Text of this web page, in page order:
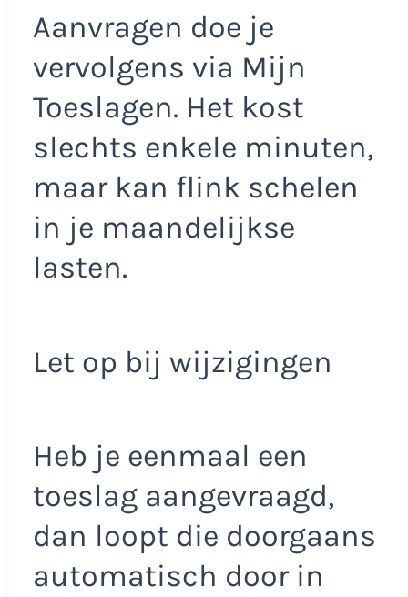
Aanvragen doe je
vervolgens via Mijn
Toeslagen. Het kost
slechts enkele minuten,
maar kan flink schelen
in je maandelijkse
lasten.
Let op bij wijzigingen
Heb je eenmaal een
toeslag aangevraagd,
dan loopt die doorgaans
automatisch door in